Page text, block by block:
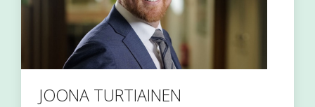
JOONA TURTIAINEN